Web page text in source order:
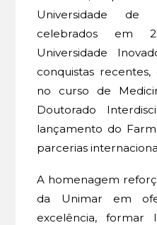
Universidade de
celebrados em
Universidade
conquistas
no curso de
Doutorado
lançamento do
parcerias
A homenagem
da Unimar em
excelência, formar